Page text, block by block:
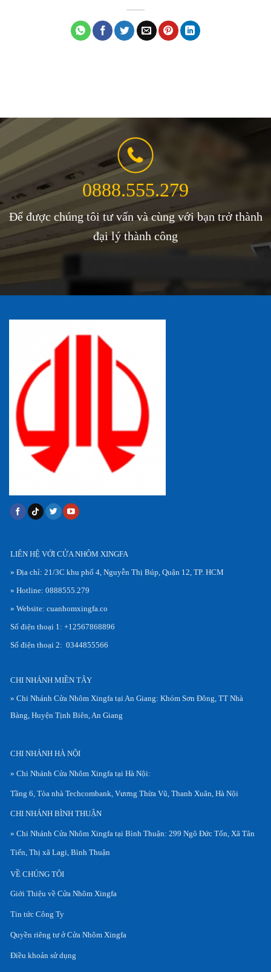
0888.555.279
Để được chúng tôi tư vấn và cùng với bạn trở thành
đại lý thành công
LIÊN HỆ VỚI CỬA NHÔM XINGFA
» Địa chỉ: 21/3C khu phố 4, Nguyễn Thị Búp, Quận 12, TP. HCM
» Hotline: 0888555.279
» Website: cuanhomxingfa.co
Số điện thoại 1: +12567868896
Số điện thoại 2: 0344855566
CHI NHÁNH MIỀN TÂY
» Chi Nhánh Cửa Nhôm Xingfa tại An Giang: Khóm Sơn Đông, TT Nhà
Bàng, Huyện Tịnh Biên, An Giang
CHI NHÁNH HÀ NỘI
» Chi Nhánh Cửa Nhôm Xingfa tại Hà Nội:
Tầng 6, Tòa nhà Techcombank, Vương Thừa Vũ, Thanh Xuân, Hà Nội
CHI NHÁNH BÌNH THUẬN
» Chi Nhánh Cửa Nhôm Xingfa tại Bình Thuận: 299 Ngô Đức Tốn, Xã Tân
Tiến, Thị xã Lagi, Bình Thuận
VỀ CHÚNG TÔI
Giới Thiệu về Cửa Nhôm Xingfa
Tin tức Công Ty
Quyền riêng tư ở Cửa Nhôm Xingfa
Điều khoản sử dụng